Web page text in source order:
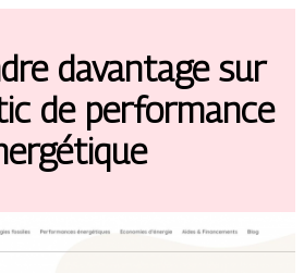
davantage sur
de performance